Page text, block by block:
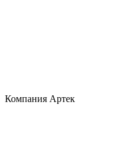
Компания Артек